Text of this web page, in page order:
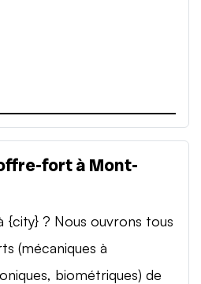
fort à Mont-
? Nous ouvrons tous
(mécaniques à
biométriques) de